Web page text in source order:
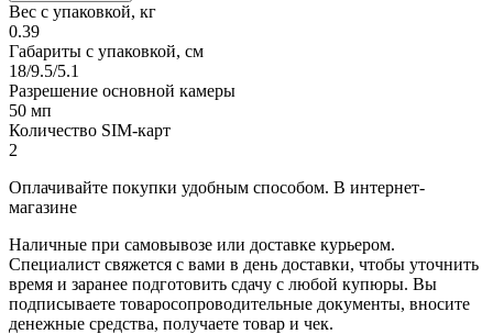
Вес с упаковкой, кг
0.39
Габариты с упаковкой, см
18/9.5/5.1
Разрешение основной камеры
50 мп
Количество SIM-карт
2
Оплачивайте покупки удобным способом. В интернет-
магазине
Наличные при самовывозе или доставке курьером.
Специалист свяжется с вами в день доставки, чтобы уточнить
время и заранее подготовить сдачу с любой купюры. Вы
подписываете товаросопроводительные документы, вносите
денежные средства, получаете товар и чек.